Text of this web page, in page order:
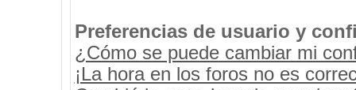
Preferencias de usuario y
¿Cómo se puede cambiar mi
¡La hora en los foros no es